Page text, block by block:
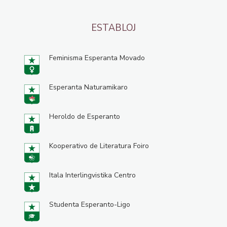
ESTABLOJ
Feminisma Esperanta Movado
Esperanta Naturamikaro
Heroldo de Esperanto
Kooperativo de Literatura Foiro
Itala Interlingvistika Centro
Studenta Esperanto-Ligo